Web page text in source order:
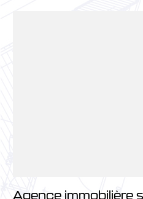
Agence immobilière